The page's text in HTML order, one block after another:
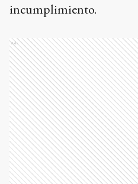
incumplimiento.
Ads